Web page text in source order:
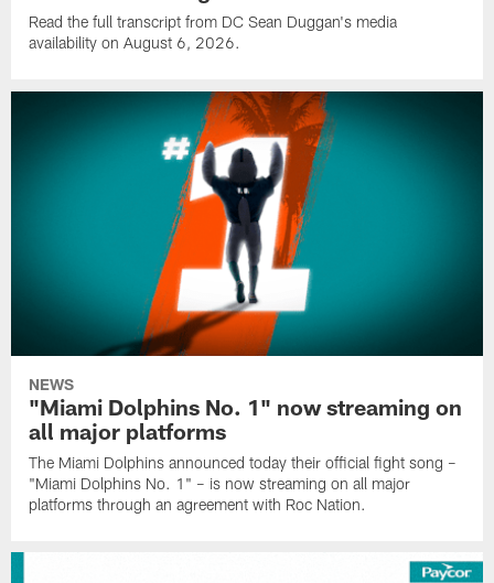
Read the full transcript from DC Sean Duggan's media
availability on August 6, 2026.
NEWS
"Miami Dolphins No. 1" now streaming on
all major platforms
The Miami Dolphins announced today their official fight song –
"Miami Dolphins No. 1" – is now streaming on all major
platforms through an agreement with Roc Nation.